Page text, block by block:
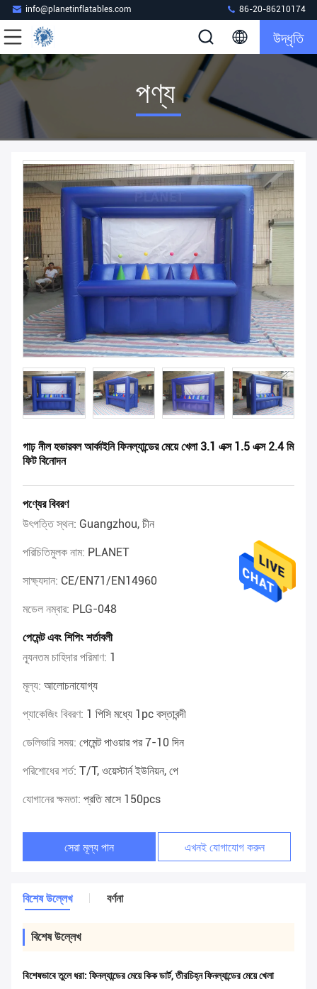
info@planetinflatables.com 86-20-86210174
উদ্ধৃতি
পণ্য
গাঢ় নীল হভারবল আর্কাইনি ফিনল্যান্ডের মেয়ে খেলা 3.1 এক্স 1.5 এক্স 2.4 মি
ফিট বিনোদন
পণ্যের বিবরণ
উৎপত্তি স্থল: Guangzhou, চীন
পরিচিতিমুলক নাম: PLANET
সাক্ষ্যদান: CE/EN71/EN14960
মডেল নম্বার: PLG-048
পেমেন্ট এবং শিপিং শর্তাবলী
ন্যূনতম চাহিদার পরিমাণ: 1
মূল্য: আলোচনাযোগ্য
প্যাকেজিং বিবরণ: 1 পিসি মধ্যে 1pc বস্তাবন্দী
ডেলিভারি সময়: পেমেন্ট পাওয়ার পর 7-10 দিন
পরিশোধের শর্ত: T/T, ওয়েস্টার্ন ইউনিয়ন, পে
যোগানের ক্ষমতা: প্রতি মাসে 150pcs
সেরা মূল্য পান এখনই যোগাযোগ করুন
বিশেষ উল্লেখ বর্ণনা
বিশেষ উল্লেখ
বিশেষভাবে তুলে ধরা: ফিনল্যান্ডের মেয়ে কিক ডার্ট,তীরচিহ্ন ফিনল্যান্ডের মেয়ে খেলা